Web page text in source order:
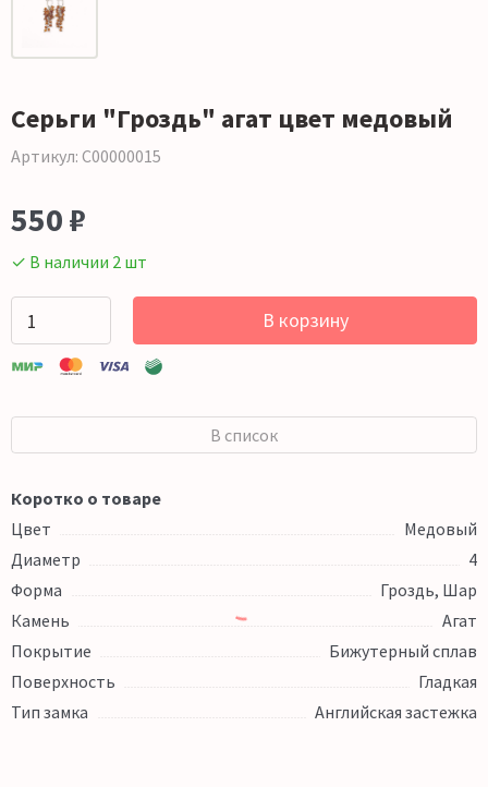
Серьги "Гроздь" агат цвет медовый
Артикул: С00000015
550 ₽
✓ В наличии 2 шт
В корзину
В список
Коротко о товаре
Цвет
Медовый
Диаметр
4
Форма
Гроздь, Шар
Камень
Агат
Покрытие
Бижутерный сплав
Поверхность
Гладкая
Тип замка
Английская застежка